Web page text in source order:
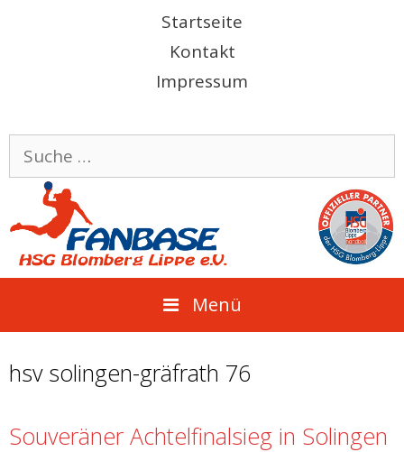
Startseite
Kontakt
Impressum
Suche
nach:
Menü
hsv solingen-gräfrath 76
Souveräner Achtelfinalsieg in Solingen